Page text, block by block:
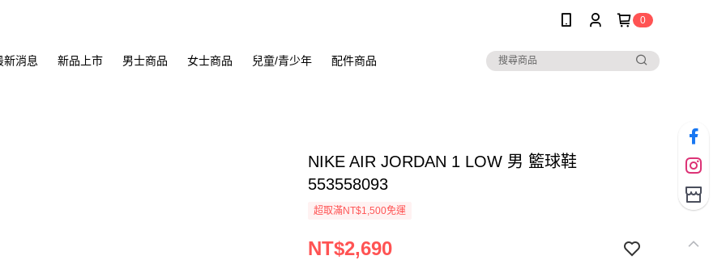
0
新消息 新品上市 男士商品 女士商品 兒童/青少年 配件商品
NIKE AIR JORDAN 1 LOW 男 籃球鞋
553558093
超取滿NT$1,500免運
NT$2,690